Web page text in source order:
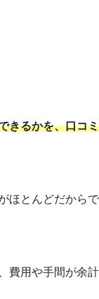
きるかを、口コミ
ほとんどだからで
費用や手間が余計